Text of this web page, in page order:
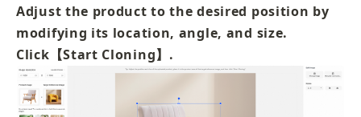
Adjust the product to the desired position by
modifying its location, angle, and size.
Click【Start Cloning】.